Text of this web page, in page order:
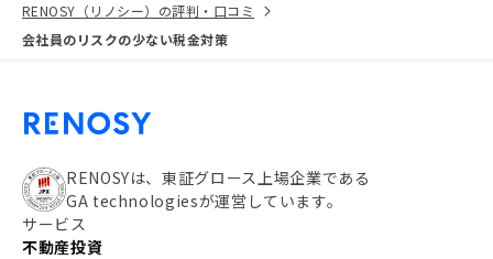
RENOSY（リノシー）の評判・口コミ
会社員のリスクの少ない税金対策
RENOSYは、東証グロース上場企業である
GA technologiesが運営しています。
サービス
不動産投資